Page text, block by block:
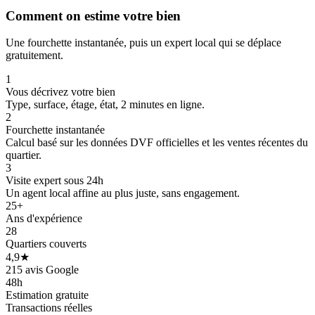
Comment on estime votre bien
Une fourchette instantanée, puis un expert local qui se déplace
gratuitement.
1
Vous décrivez votre bien
Type, surface, étage, état, 2 minutes en ligne.
2
Fourchette instantanée
Calcul basé sur les données DVF officielles et les ventes récentes du
quartier.
3
Visite expert sous 24h
Un agent local affine au plus juste, sans engagement.
25+
Ans d'expérience
28
Quartiers couverts
4,9★
215 avis Google
48h
Estimation gratuite
Transactions réelles
175 k€
175 k€